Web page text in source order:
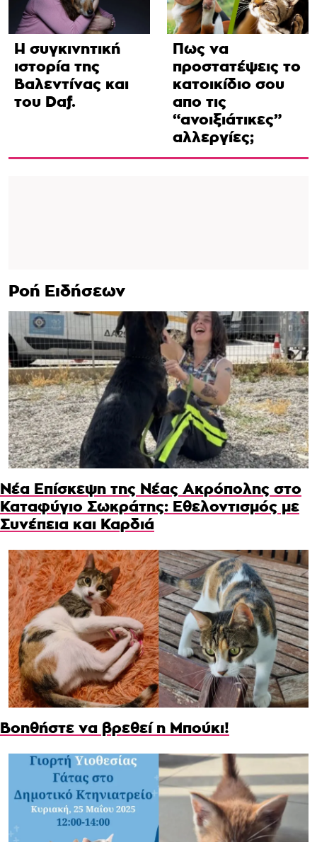
Η συγκινητική
ιστορία της
Βαλεντίνας και
του Daf.
Πως να
προστατέψεις το
κατοικίδιο σου
απο τις
“ανοιξιάτικες”
αλλεργίες;
Ροή Ειδήσεων
Νέα Επίσκεψη της Νέας Ακρόπολης στο
Καταφύγιο Σωκράτης: Εθελοντισμός με
Συνέπεια και Καρδιά
Βοηθήστε να βρεθεί η Μπούκι!